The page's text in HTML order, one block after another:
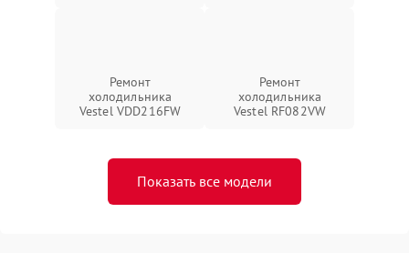
Ремонт
холодильника
Vestel VDD216FW
Ремонт
холодильника
Vestel RF082VW
Показать все модели